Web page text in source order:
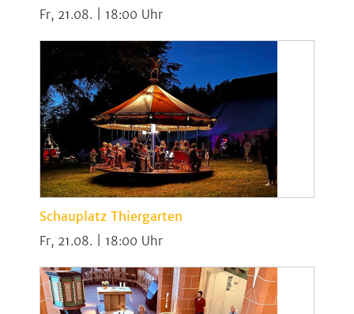
Fr, 21.08. | 18:00
Schauplatz Thiergarten
Fr, 21.08. | 18:00